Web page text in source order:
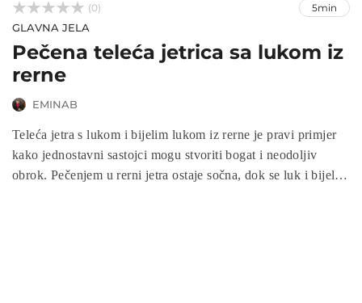


 (0) 5min
GLAVNA JELA
Pečena teleća jetrica sa lukom iz
rerne
EMINAB
Teleća jetra s lukom i bijelim lukom iz rerne je pravi primjer
kako jednostavni sastojci mogu stvoriti bogat i neodoljiv
obrok. Pečenjem u rerni jetra ostaje sočna, dok se luk i bijeli